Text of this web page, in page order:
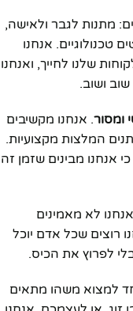
מתנות לגבר ולאישה,
טכנולוגיים. אנחנו
שלנו לחייך, ואנחנו
ושוב.
ומסור. אנחנו מקשיבים
המלצות מקצועיות.
כי אנחנו מבינים שזמן זה
לא מאמינים
רוצים שכל אדם יוכל
לפרוץ את הכיס.
למצוא משהו מתאים